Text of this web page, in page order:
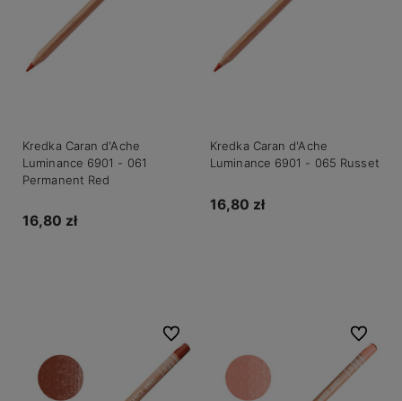
Kredka Caran d'Ache
Luminance 6901 - 061
Permanent Red
16,80 zł
Kredka Caran d'Ache
Luminance 6901 - 065 Russet
16,80 zł
Do ulubionych Do